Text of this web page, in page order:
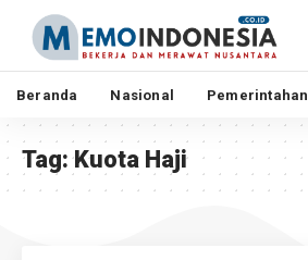
Beranda Nasional Pemerintahan
Tag:Kuota Haji